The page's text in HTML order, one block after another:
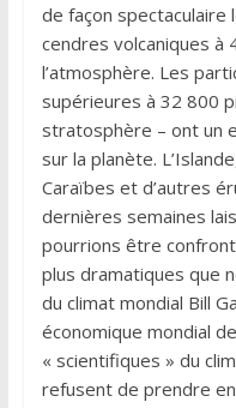
de façon spectaculaire
cendres volcaniques à
l’atmosphère. Les
supérieures à 32 800
stratosphère – ont un
sur la planète.
Caraïbes et d’autres
dernières semaines
pourrions être
plus dramatiques que
du climat mondial Bill
économique mondial
« scientifiques » du
refusent de prendre